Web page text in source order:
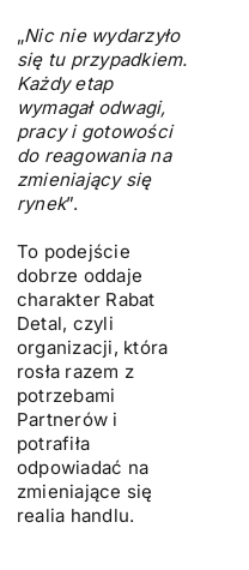
„Nic nie wydarzyło
się tu przypadkiem.
Każdy etap
wymagał odwagi,
pracy i gotowości
do reagowania na
zmieniający się
rynek”.
To podejście
dobrze oddaje
charakter Rabat
Detal, czyli
organizacji, która
rosła razem z
potrzebami
Partnerów i
potrafiła
odpowiadać na
zmieniające się
realia handlu.